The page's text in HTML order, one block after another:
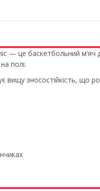
— це баскетбольний м’яч
полі.
вищу зносостійкість,